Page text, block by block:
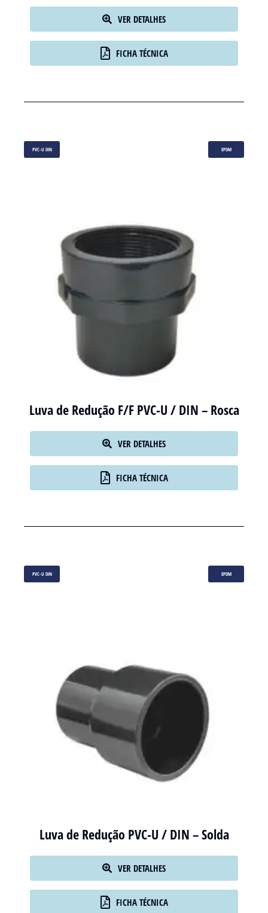
VER DETALHES
FICHA TÉCNICA
PVC-U DIN EPDM
Luva de Redução F/F PVC-U / DIN – Rosca
VER DETALHES
FICHA TÉCNICA
PVC-U DIN EPDM
Luva de Redução PVC-U / DIN – Solda
VER DETALHES
FICHA TÉCNICA